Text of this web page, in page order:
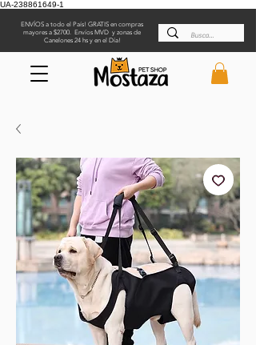
UA-238861649-1
ENVÍOS a todo el País! GRATIS en compras
mayores a $2700. Envíos MVD y zonas de
Canelones 24 hs y en el Día!